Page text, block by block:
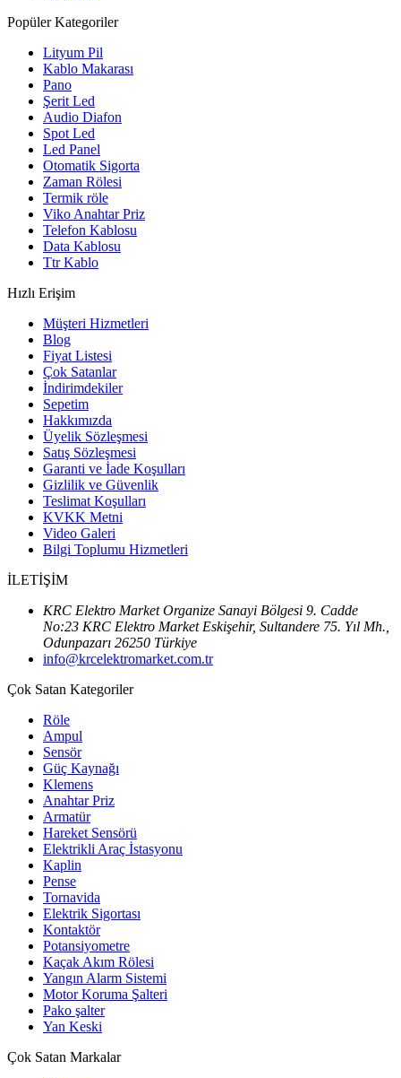
Popüler Kategoriler
Lityum Pil
Kablo Makarası
Pano
Şerit Led
Audio Diafon
Spot Led
Led Panel
Otomatik Sigorta
Zaman Rölesi
Termik röle
Viko Anahtar Priz
Telefon Kablosu
Data Kablosu
Ttr Kablo
Hızlı Erişim
Müşteri Hizmetleri
Blog
Fiyat Listesi
Çok Satanlar
İndirimdekiler
Sepetim
Hakkımızda
Üyelik Sözleşmesi
Satış Sözleşmesi
Garanti ve İade Koşulları
Gizlilik ve Güvenlik
Teslimat Koşulları
KVKK Metni
Video Galeri
Bilgi Toplumu Hizmetleri
İLETİŞİM
KRC Elektro Market Organize Sanayi Bölgesi 9. Cadde
No:23 KRC Elektro Market Eskişehir, Sultandere 75. Yıl Mh.,
Odunpazarı 26250 Türkiye
info@krcelektromarket.com.tr
Çok Satan Kategoriler
Röle
Ampul
Sensör
Güç Kaynağı
Klemens
Anahtar Priz
Armatür
Hareket Sensörü
Elektrikli Araç İstasyonu
Kaplin
Pense
Tornavida
Elektrik Sigortası
Kontaktör
Potansiyometre
Kaçak Akım Rölesi
Yangın Alarm Sistemi
Motor Koruma Şalteri
Pako şalter
Yan Keski
Çok Satan Markalar